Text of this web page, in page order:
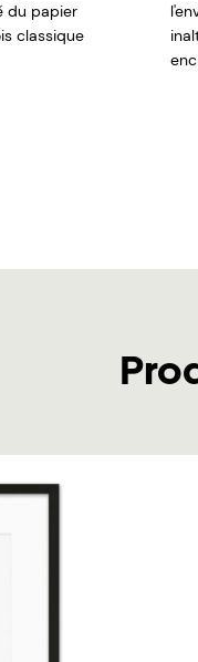
du papier
classique